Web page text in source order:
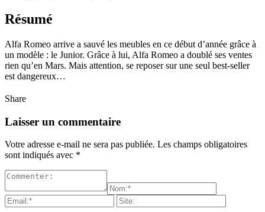
Résumé
Alfa Romeo arrive a sauvé les meubles en ce début d’année grâce à
un modèle : le Junior. Grâce à lui, Alfa Romeo a doublé ses ventes
rien qu’en Mars. Mais attention, se reposer sur une seul best-seller
est dangereux…
Share
Laisser un commentaire
Votre adresse e-mail ne sera pas publiée. Les champs obligatoires
sont indiqués avec *